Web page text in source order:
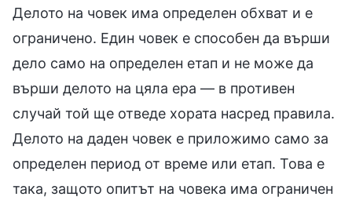
Делото на човек има определен обхват и е
ограничено. Един човек е способен да върши
дело само на определен етап и не може да
върши делото на цяла ера — в противен
случай той ще отведе хората насред правила.
Делото на даден човек е приложимо само за
определен период от време или етап. Това е
така, защото опитът на човека има ограничен